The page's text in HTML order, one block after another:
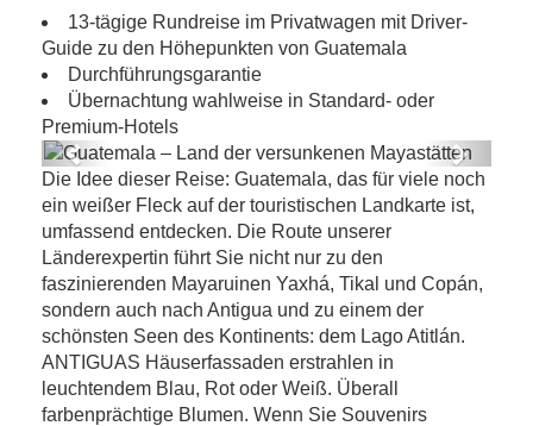
13-tägige Rundreise im Privatwagen mit Driver-
Guide zu den Höhepunkten von Guatemala
Durchführungsgarantie
Übernachtung wahlweise in Standard- oder
Premium-Hotels
Guatemala – Land der versunkenen
Mayastätten
Previous Next
Die Idee dieser Reise: Guatemala, das für viele noch
ein weißer Fleck auf der touristischen Landkarte ist,
umfassend entdecken. Die Route unserer
Länderexpertin führt Sie nicht nur zu den
faszinierenden Mayaruinen Yaxhá, Tikal und Copán,
sondern auch nach Antigua und zu einem der
schönsten Seen des Kontinents: dem Lago Atitlán.
ANTIGUAS Häuserfassaden erstrahlen in
leuchtendem Blau, Rot oder Weiß. Überall
farbenprächtige Blumen. Wenn Sie Souvenirs